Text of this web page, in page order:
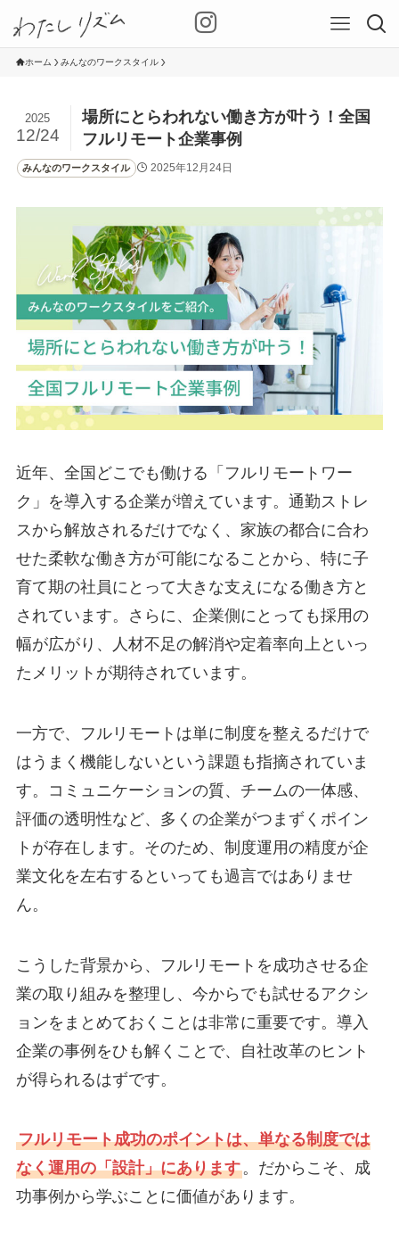
ホーム みんなのワークスタイル
場所にとらわれない働き方が叶う！全国
フルリモート企業事例
2025
12/24
みんなのワークスタイル 2025年12月24日
近年、全国どこでも働ける「フルリモートワー
ク」を導入する企業が増えています。通勤ストレ
スから解放されるだけでなく、家族の都合に合わ
せた柔軟な働き方が可能になることから、特に子
育て期の社員にとって大きな支えになる働き方と
されています。さらに、企業側にとっても採用の
幅が広がり、人材不足の解消や定着率向上といっ
たメリットが期待されています。
一方で、フルリモートは単に制度を整えるだけで
はうまく機能しないという課題も指摘されていま
す。コミュニケーションの質、チームの一体感、
評価の透明性など、多くの企業がつまずくポイン
トが存在します。そのため、制度運用の精度が企
業文化を左右するといっても過言ではありませ
ん。
こうした背景から、フルリモートを成功させる企
業の取り組みを整理し、今からでも試せるアクシ
ョンをまとめておくことは非常に重要です。導入
企業の事例をひも解くことで、自社改革のヒント
が得られるはずです。
フルリモート成功のポイントは、単なる制度では
なく運用の「設計」にあります。だからこそ、成
功事例から学ぶことに価値があります。